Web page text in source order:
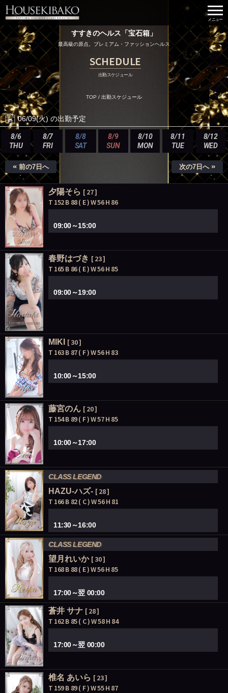
すすきのヘルス「宝石箱」
最高級の原点。プレミアム・ファッションヘルス
SCHEDULE
出勤スケジュール
TOP / 出勤スケジュール
06/09(火) の出勤予定
8/6
THU
8/7
FRI
8/8
SAT
8/9
SUN
8/10
MON
8/11
TUE
8/12
WED
« 前の7日へ 次の7日へ »
夕陽そら [ 27 ]
T 152 B 88 ( E ) W 56 H 86
09:00～15:00
春野はづき [ 23 ]
T 165 B 86 ( E ) W 56 H 85
09:00～19:00
MIKI [ 30 ]
T 163 B 87 ( F ) W 56 H 83
10:00～15:00
藤宮のん [ 20 ]
T 154 B 89 ( F ) W 57 H 85
10:00～17:00
CLASS LEGEND
HAZU-ハズ- [ 28 ]
T 166 B 82 ( C ) W 56 H 81
11:30～16:00
CLASS LEGEND
望月れいか [ 30 ]
T 168 B 88 ( E ) W 56 H 85
17:00～翌 00:00
蒼井 サナ [ 28 ]
T 162 B 85 ( C ) W 58 H 84
17:00～翌 00:00
椎名 あいら [ 23 ]
T 159 B 89 ( F ) W 55 H 87